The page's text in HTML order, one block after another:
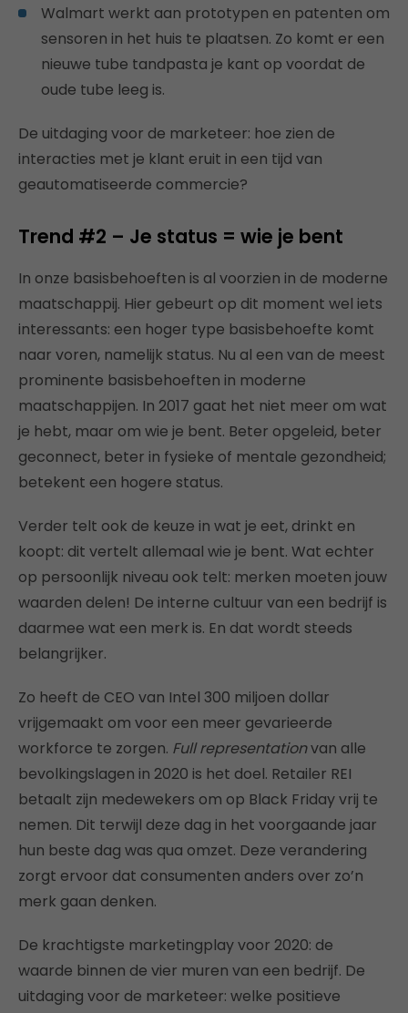
Walmart werkt aan prototypen en patenten om
sensoren in het huis te plaatsen. Zo komt er een
nieuwe tube tandpasta je kant op voordat de
oude tube leeg is.
De uitdaging voor de marketeer: hoe zien de
interacties met je klant eruit in een tijd van
geautomatiseerde commercie?
Trend #2 – Je status = wie je bent
In onze basisbehoeften is al voorzien in de moderne
maatschappij. Hier gebeurt op dit moment wel iets
interessants: een hoger type basisbehoefte komt
naar voren, namelijk status. Nu al een van de meest
prominente basisbehoeften in moderne
maatschappijen. In 2017 gaat het niet meer om wat
je hebt, maar om wie je bent. Beter opgeleid, beter
geconnect, beter in fysieke of mentale gezondheid;
betekent een hogere status.
Verder telt ook de keuze in wat je eet, drinkt en
koopt: dit vertelt allemaal wie je bent. Wat echter
op persoonlijk niveau ook telt: merken moeten jouw
waarden delen! De interne cultuur van een bedrijf is
daarmee wat een merk is. En dat wordt steeds
belangrijker.
Zo heeft de CEO van Intel 300 miljoen dollar
vrijgemaakt om voor een meer gevarieerde
workforce te zorgen. Full representationvan alle
bevolkingslagen in 2020 is het doel. Retailer REI
betaalt zijn medewekers om op Black Friday vrij te
nemen. Dit terwijl deze dag in het voorgaande jaar
hun beste dag was qua omzet. Deze verandering
zorgt ervoor dat consumenten anders over zo’n
merk gaan denken.
De krachtigste marketingplay voor 2020: de
waarde binnen de vier muren van een bedrijf. De
uitdaging voor de marketeer: welke positieve